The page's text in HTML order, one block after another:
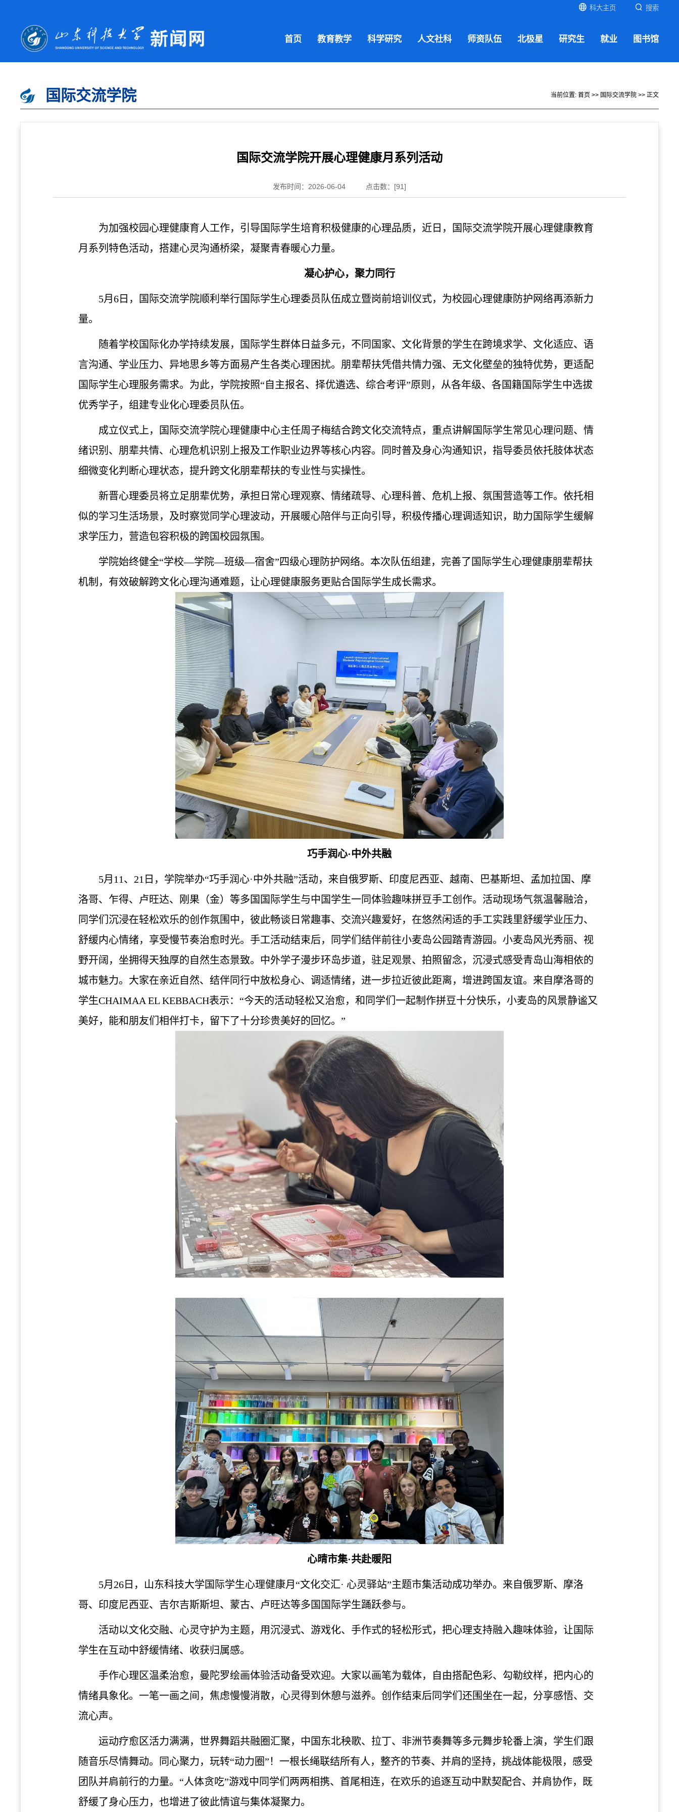
科大主页 搜索
首页 教育教学 科学研究 人文社科 师资队伍 北极星 研究生 就业 图书馆
国际交流学院 当前位置: 首页 >> 国际交流学院>> 正文
国际交流学院开展心理健康月系列活动
发布时间：2026-06-04 点击数：[91]
为加强校园心理健康育人工作，引导国际学生培育积极健康的心理品质，近日，国际交流学院开展心理健康教育
月系列特色活动，搭建心灵沟通桥梁，凝聚青春暖心力量。
凝心护心，聚力同行
5月6日，国际交流学院顺利举行国际学生心理委员队伍成立暨岗前培训仪式，为校园心理健康防护网络再添新力
量。
随着学校国际化办学持续发展，国际学生群体日益多元，不同国家、文化背景的学生在跨境求学、文化适应、语
言沟通、学业压力、异地思乡等方面易产生各类心理困扰。朋辈帮扶凭借共情力强、无文化壁垒的独特优势，更适配
国际学生心理服务需求。为此，学院按照“自主报名、择优遴选、综合考评”原则，从各年级、各国籍国际学生中选拔
优秀学子，组建专业化心理委员队伍。
成立仪式上，国际交流学院心理健康中心主任周子梅结合跨文化交流特点，重点讲解国际学生常见心理问题、情
绪识别、朋辈共情、心理危机识别上报及工作职业边界等核心内容。同时普及身心沟通知识，指导委员依托肢体状态
细微变化判断心理状态，提升跨文化朋辈帮扶的专业性与实操性。
新晋心理委员将立足朋辈优势，承担日常心理观察、情绪疏导、心理科普、危机上报、氛围营造等工作。依托相
似的学习生活场景，及时察觉同学心理波动，开展暖心陪伴与正向引导，积极传播心理调适知识，助力国际学生缓解
求学压力，营造包容积极的跨国校园氛围。
学院始终健全“学校—学院—班级—宿舍”四级心理防护网络。本次队伍组建，完善了国际学生心理健康朋辈帮扶
机制，有效破解跨文化心理沟通难题，让心理健康服务更贴合国际学生成长需求。
巧手润心·中外共融
5月11、21日，学院举办“巧手润心·中外共融”活动，来自俄罗斯、印度尼西亚、越南、巴基斯坦、孟加拉国、摩
洛哥、乍得、卢旺达、刚果（金）等多国国际学生与中国学生一同体验趣味拼豆手工创作。活动现场气氛温馨融洽，
同学们沉浸在轻松欢乐的创作氛围中，彼此畅谈日常趣事、交流兴趣爱好，在悠然闲适的手工实践里舒缓学业压力、
舒缓内心情绪，享受慢节奏治愈时光。手工活动结束后，同学们结伴前往小麦岛公园踏青游园。小麦岛风光秀丽、视
野开阔，坐拥得天独厚的自然生态景致。中外学子漫步环岛步道，驻足观景、拍照留念，沉浸式感受青岛山海相依的
城市魅力。大家在亲近自然、结伴同行中放松身心、调适情绪，进一步拉近彼此距离，增进跨国友谊。来自摩洛哥的
学生CHAIMAA EL KEBBACH表示：“今天的活动轻松又治愈，和同学们一起制作拼豆十分快乐，小麦岛的风景静谧又
美好，能和朋友们相伴打卡，留下了十分珍贵美好的回忆。”
心晴市集·共赴暖阳
5月26日，山东科技大学国际学生心理健康月“文化交汇· 心灵驿站”主题市集活动成功举办。来自俄罗斯、摩洛
哥、印度尼西亚、吉尔吉斯斯坦、蒙古、卢旺达等多国国际学生踊跃参与。
活动以文化交融、心灵守护为主题，用沉浸式、游戏化、手作式的轻松形式，把心理支持融入趣味体验，让国际
学生在互动中舒缓情绪、收获归属感。
手作心理区温柔治愈，曼陀罗绘画体验活动备受欢迎。大家以画笔为载体，自由搭配色彩、勾勒纹样，把内心的
情绪具象化。一笔一画之间，焦虑慢慢消散，心灵得到休憩与滋养。创作结束后同学们还围坐在一起，分享感悟、交
流心声。
运动疗愈区活力满满，世界舞蹈共融圈汇聚，中国东北秧歌、拉丁、非洲节奏舞等多元舞步轮番上演，学生们跟
随音乐尽情舞动。同心聚力，玩转“动力圈”！一根长绳联结所有人，整齐的节奏、并肩的坚持，挑战体能极限，感受
团队并肩前行的力量。“人体贪吃”游戏中同学们两两相携、首尾相连，在欢乐的追逐互动中默契配合、并肩协作，既
舒缓了身心压力，也增进了彼此情谊与集体凝聚力。